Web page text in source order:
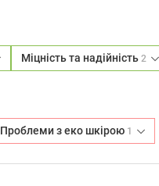
Міцність та надійність2
Проблеми з еко шкірою 1